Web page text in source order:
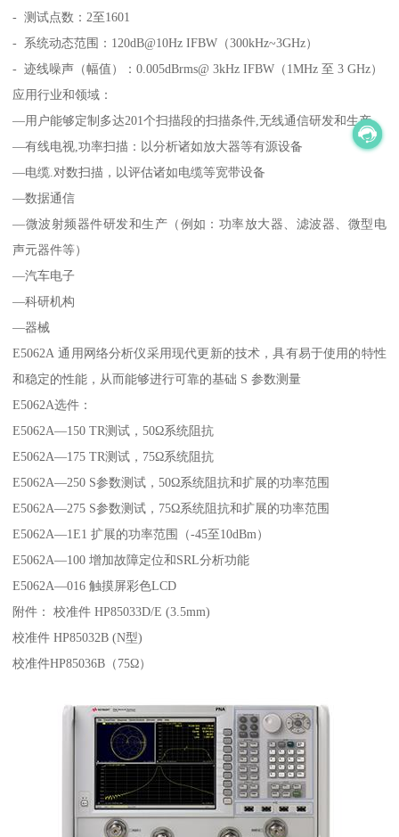
- 测试点数：2至1601
- 系统动态范围：120dB@10Hz IFBW（300kHz~3GHz）
- 迹线噪声（幅值）：0.005dBrms@ 3kHz IFBW（1MHz 至 3 GHz）
应用行业和领域：
—用户能够定制多达201个扫描段的扫描条件,无线通信研发和生产
—有线电视,功率扫描：以分析诸如放大器等有源设备
—电缆.对数扫描，以评估诸如电缆等宽带设备
—数据通信
—微波射频器件研发和生产（例如：功率放大器、滤波器、微型电
声元器件等）
—汽车电子
—科研机构
—器械
E5062A 通用网络分析仪采用现代更新的技术，具有易于使用的特性
和稳定的性能，从而能够进行可靠的基础 S 参数测量
E5062A选件：
E5062A—150 TR测试，50Ω系统阻抗
E5062A—175 TR测试，75Ω系统阻抗
E5062A—250 S参数测试，50Ω系统阻抗和扩展的功率范围
E5062A—275 S参数测试，75Ω系统阻抗和扩展的功率范围
E5062A—1E1 扩展的功率范围（-45至10dBm）
E5062A—100 增加故障定位和SRL分析功能
E5062A—016 触摸屏彩色LCD
附件： 校准件 HP85033D/E (3.5mm)
校准件 HP85032B (N型)
校准件HP85036B（75Ω）